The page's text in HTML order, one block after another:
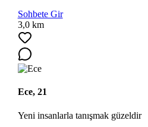
Sohbete Gir
3,0 km
Ece, 21
Yeni insanlarla tanışmak güzeldir